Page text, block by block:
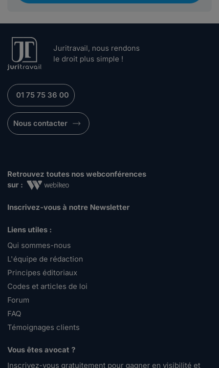
Juritravail, nous rendons
le droit plus simple !
01 75 75 36 00
Nous contacter
Retrouvez toutes nos webconférences
sur :
Inscrivez-vous à notre Newsletter
Liens utiles :
Qui sommes-nous
L'équipe de rédaction
Principes éditoriaux
Codes et articles de loi
Forum
FAQ
Témoignages clients
Vous êtes avocat ?
Inscrivez-vous gratuitement pour gagner en visibilité et